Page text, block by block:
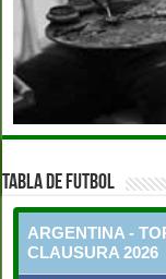
TABLA DE FUTBOL